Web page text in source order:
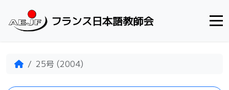
フランス日本語教師会
Home25号 (2004)